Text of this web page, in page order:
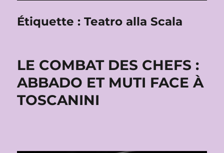
Étiquette :Teatro alla Scala
LE COMBAT DES CHEFS :
ABBADO ET MUTI FACE À
TOSCANINI